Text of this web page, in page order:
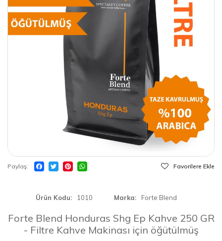
Paylaş Favorilere Ekle
Ürün Kodu 1010 Marka Forte Blend
Forte Blend Honduras Shg Ep Kahve 250 GR
- Filtre Kahve Makinası için öğütülmüş